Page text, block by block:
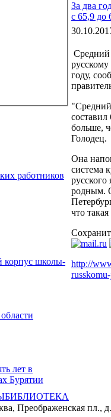
работников
корпус школы-
лет в
Бурятии
За два
с 65,9 до
Средний
году,
"Средний
больше,
Голодец.
Она
система
русского
родным.
что
http://
БИБЛИОТЕКА
Преображенская пл.,